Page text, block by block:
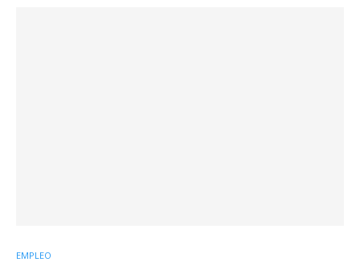
EMPLEO